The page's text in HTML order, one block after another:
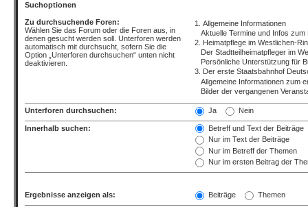
Suchoptionen
Zu durchsuchende Foren:
Wählen Sie das Forum oder die Foren aus, in
denen gesucht werden soll. Unterforen werden
automatisch mit durchsucht, sofern Sie die
Option „Unterforen durchsuchen“ unten nicht
deaktivieren.
Unterforen durchsuchen: Ja Nein
Innerhalb suchen:
Betreff und Text der Beiträge
Nur im Text der Beiträge
Nur im Betreff der Themen
Nur im ersten Beitrag der
Ergebnisse anzeigen als: Beiträge Themen